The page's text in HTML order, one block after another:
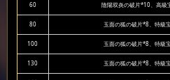
60 陰陽双炎の破片*10、高級
80 玉面の狐の破片*8、特級
100 玉面の狐の破片*8、特級
130 玉面の狐の破片*8、特級